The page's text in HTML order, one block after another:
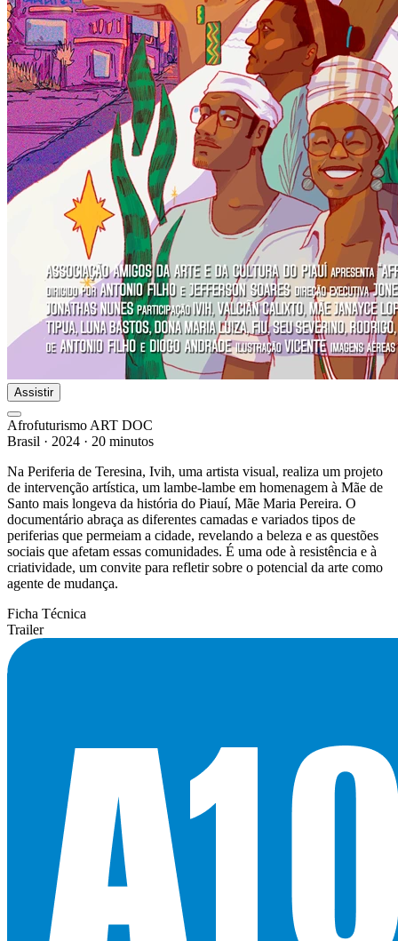
Assistir
Afrofuturismo ART DOC
Brasil · 2024 · 20 minutos
Na Periferia de Teresina, Ivih, uma artista visual, realiza um projeto
de intervenção artística, um lambe-lambe em homenagem à Mãe de
Santo mais longeva da história do Piauí, Mãe Maria Pereira. O
documentário abraça as diferentes camadas e variados tipos de
periferias que permeiam a cidade, revelando a beleza e as questões
sociais que afetam essas comunidades. É uma ode à resistência e à
criatividade, um convite para refletir sobre o potencial da arte como
agente de mudança.
Ficha Técnica
Trailer